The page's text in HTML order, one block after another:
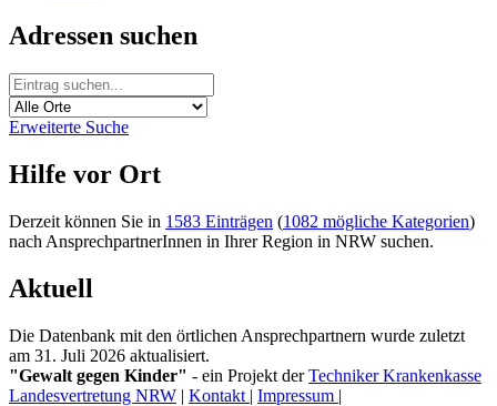
Adressen suchen
Erweiterte Suche
Hilfe vor Ort
Derzeit können Sie in 1583 Einträgen (1082 mögliche Kategorien)
nach AnsprechpartnerInnen in Ihrer Region in NRW suchen.
Aktuell
Die Datenbank mit den örtlichen Ansprechpartnern wurde zuletzt
am 31. Juli 2026 aktualisiert.
"Gewalt gegen Kinder" - ein Projekt derTechniker Krankenkasse
Landesvertretung NRW | Kontakt | Impressum |